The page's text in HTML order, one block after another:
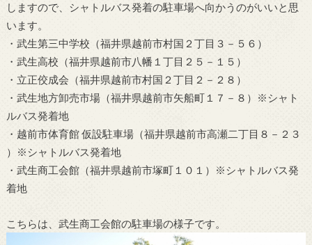
しますので、シャトルバス発着の駐車場へ向かうのがいいと思
います。
・武生第三中学校（福井県越前市村国２丁目３－５６）
・武生高校（福井県越前市八幡１丁目２５－１５）
・立正佼成会（福井県越前市村国２丁目２－２８）
・武生地方卸売市場（福井県越前市矢船町１７－８）※シャト
ルバス発着地
・越前市体育館 仮設駐車場（福井県越前市高瀬二丁目８－２３
）※シャトルバス発着地
・武生商工会館（福井県越前市塚町１０１）※シャトルバス発
着地
こちらは、武生商工会館の駐車場の様子です。